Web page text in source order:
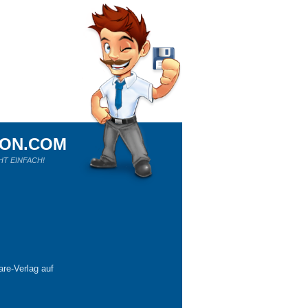
EINFACH!
Verlag auf